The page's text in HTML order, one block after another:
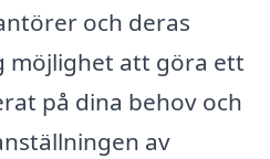
och deras
möjlighet att göra ett
på dina behov och
av